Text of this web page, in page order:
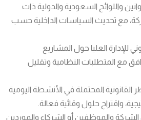
واللوائح السعودية والدولية ذات
مع تحديث السياسات الداخلية حسب
للإدارة العليا حول المشاريع
مع المتطلبات النظامية وتقليل
القانونية المحتملة في الأنشطة اليومية
واقتراح حلول وقائية فعالة.
الشركة والموظفين أو الشركاء والموردين